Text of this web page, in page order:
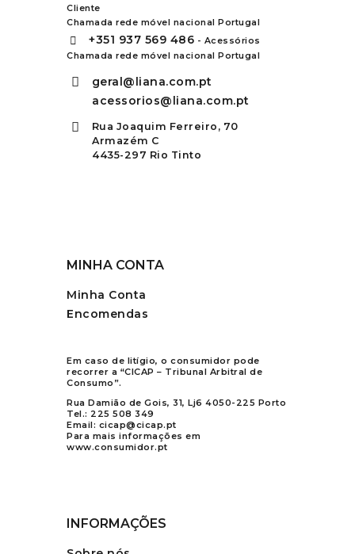
Cliente
Chamada rede móvel nacional Portugal
+351 937 569 486 - Acessórios
Chamada rede móvel nacional Portugal
geral@liana.com.pt
acessorios@liana.com.pt
Rua Joaquim Ferreiro, 70
Armazém C
4435-297 Rio Tinto
MINHA CONTA
Minha Conta
Encomendas
Em caso de litígio, o consumidor pode
recorrer a “CICAP – Tribunal Arbitral de
Consumo”.
Rua Damião de Gois, 31, Lj6 4050-225 Porto
Tel.: 225 508 349
Email: cicap@cicap.pt
Para mais informações em
www.consumidor.pt
INFORMAÇÕES